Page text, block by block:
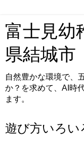
富士見幼
県結城市
自然豊かな環境で、
か？を求めて、AI時
ます。
遊び方いろい